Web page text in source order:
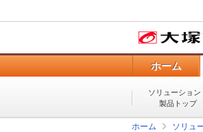
ホーム
ソリューション
製品トップ
ホーム ソリュ